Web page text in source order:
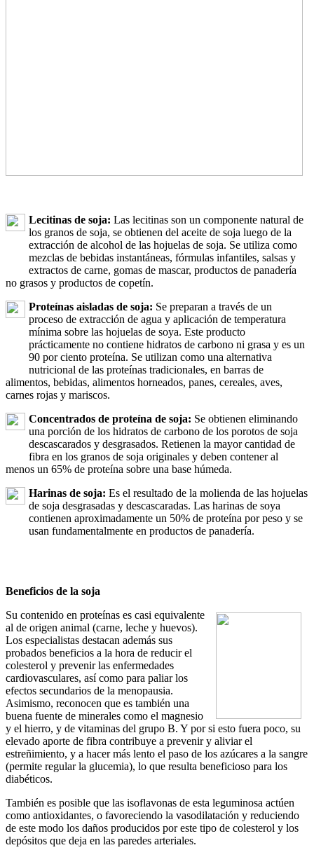
Lecitinas de soja: Las lecitinas son un componente natural de
los granos de soja, se obtienen del aceite de soja luego de la
extracción de alcohol de las hojuelas de soja. Se utiliza como
mezclas de bebidas instantáneas, fórmulas infantiles, salsas y
extractos de carne, gomas de mascar, productos de panadería
no grasos y productos de copetín.
Proteínas aisladas de soja: Se preparan a través de un
proceso de extracción de agua y aplicación de temperatura
mínima sobre las hojuelas de soya. Este producto
prácticamente no contiene hidratos de carbono ni grasa y es un
90 por ciento proteína. Se utilizan como una alternativa
nutricional de las proteínas tradicionales, en barras de
alimentos, bebidas, alimentos horneados, panes, cereales, aves,
carnes rojas y mariscos.
Concentrados de proteína de soja: Se obtienen eliminando
una porción de los hidratos de carbono de los porotos de soja
descascarados y desgrasados. Retienen la mayor cantidad de
fibra en los granos de soja originales y deben contener al
menos un 65% de proteína sobre una base húmeda.
Harinas de soja: Es el resultado de la molienda de las hojuelas
de soja desgrasadas y descascaradas. Las harinas de soya
contienen aproximadamente un 50% de proteína por peso y se
usan fundamentalmente en productos de panadería.
Beneficios de la soja
Su contenido en proteínas es casi equivalente
al de origen animal (carne, leche y huevos).
Los especialistas destacan además sus
probados beneficios a la hora de reducir el
colesterol y prevenir las enfermedades
cardiovasculares, así como para paliar los
efectos secundarios de la menopausia.
Asimismo, reconocen que es también una
buena fuente de minerales como el magnesio
y el hierro, y de vitaminas del grupo B. Y por si esto fuera poco, su
elevado aporte de fibra contribuye a prevenir y aliviar el
estreñimiento, y a hacer más lento el paso de los azúcares a la sangre
(permite regular la glucemia), lo que resulta beneficioso para los
diabéticos.
También es posible que las isoflavonas de esta leguminosa actúen
como antioxidantes, o favoreciendo la vasodilatación y reduciendo
de este modo los daños producidos por este tipo de colesterol y los
depósitos que deja en las paredes arteriales.